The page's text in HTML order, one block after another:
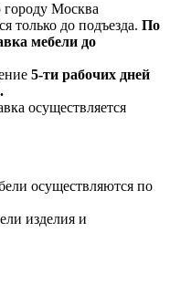
городу Москва
только до подъезда. По
мебели до
5-ти рабочих дней
осуществляется
осуществляются по
изделия и